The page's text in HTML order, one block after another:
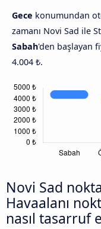
Gece konumundan
zamanı Novi Sad ile
Sabah'den başlayan
4.004 ₺.
Novi Sad
Havaalanı
nasıl tasarruf